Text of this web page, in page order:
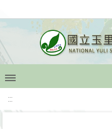
:::